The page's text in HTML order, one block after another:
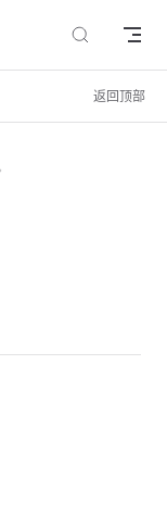
返回顶部